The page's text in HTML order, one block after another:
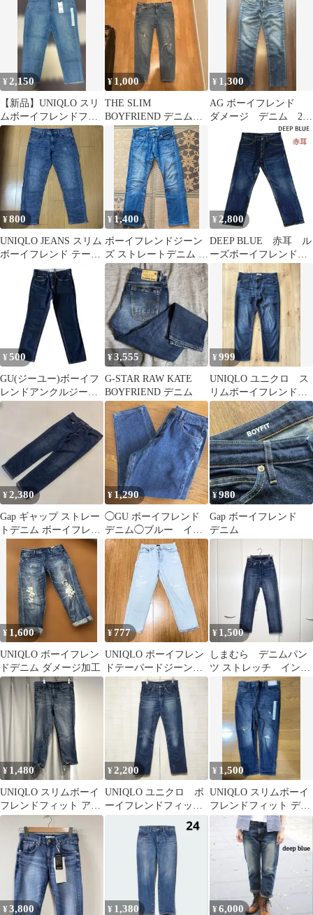
¥ 2,150
【新品】UNIQLO スリ
ムボーイフレンドフィ
ット アンクルジーンズ
¥ 1,000
THE SLIM
BOYFRIEND デニムパ
ンツ ブルー
¥ 1,300
AG ボーイフレンド
ダメージ デニム 27
¥800
UNIQLO JEANS スリム
ボーイフレンド テーパ
ード デニム 25インチ
¥1,400
ボーイフレンドジーン
ズ ストレートデニム ブ
ルー
¥ 2,800
DEEP BLUE 赤耳 ル
ーズボーイフレンドデ
ニム サイズL
¥ 500
GU(ジーユー)ボーイフ
レンドアンクルジーン
ズ 61サイズ S ノンスト
¥3,555
G-STAR RAW KATE
BOYFRIEND デニム
¥999
UNIQLO ユニクロ ス
リムボーイフレンド
フィットアンクルデニ
ム
¥2,380
Gap ギャップ ストレー
トデニム ボーイフレン
ド US6/28 L相当
¥ 1,290
◯GU ボーイフレンド
デニム◯ブルー イン
ディゴ
¥980
Gap ボーイフレンド
デニム
¥ 1,600
UNIQLO ボーイフレン
ドデニム ダメージ加工
¥777
UNIQLO ボーイフレン
ドテーパードジーンズ
（ダメージ） ライト
¥ 1,500
しまむら デニムパン
ツ ストレッチ インデ
ィゴブルー ボーイフ
レンド
¥ 1,480
UNIQLO スリムボーイ
フレンドフィット アン
クルジーンズ 26 ブルー
¥2,200
UNIQLO ユニクロ ボ
ーイフレンドフィット
ストレートジーンズ
¥ 1,500
UNIQLO スリムボーイ
フレンドフィット デニ
ム ウエスト25 （63.5
¥3,800 ¥ 1,380 ¥6,000